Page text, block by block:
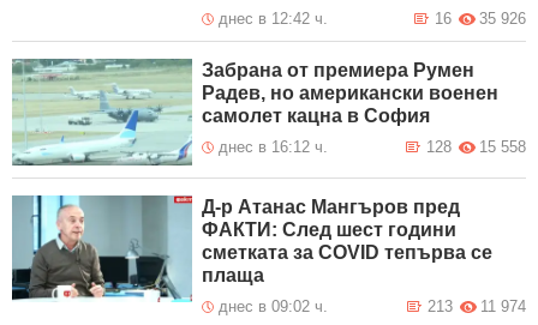
днес в 12:42 ч. 35 926
16
Забрана от премиера Румен
Радев, но американски военен
самолет кацна в София
днес в 16:12 ч. 15 558
128
Д-р Атанас Мангъров пред
ФАКТИ: След шест години
сметката за COVID тепърва се
плаща
днес в 09:02 ч. 11 974
213